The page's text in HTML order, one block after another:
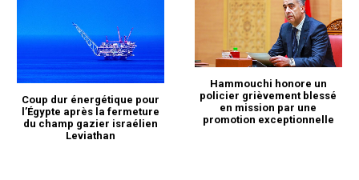
Coup dur énergétique pour
l’Égypte après la fermeture
du champ gazier israélien
Leviathan
Hammouchi honore un
policier grièvement blessé
en mission par une
promotion exceptionnelle